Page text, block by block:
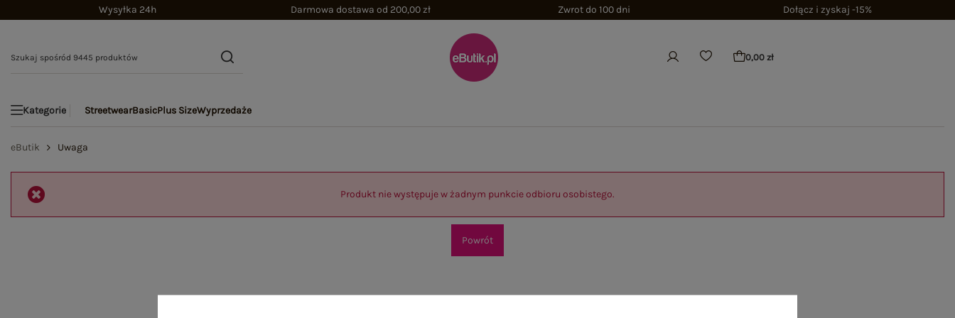
Wysyłka 24h Darmowa dostawa od 200,00 zł Zwrot do 100 dni Dołącz i zyskaj -15%
0,00 zł
Kategorie StreetwearBasicPlus SizeWyprzedaże
eButik Uwaga
Produkt nie występuje w żadnym punkcie odbioru osobistego.
Powrót